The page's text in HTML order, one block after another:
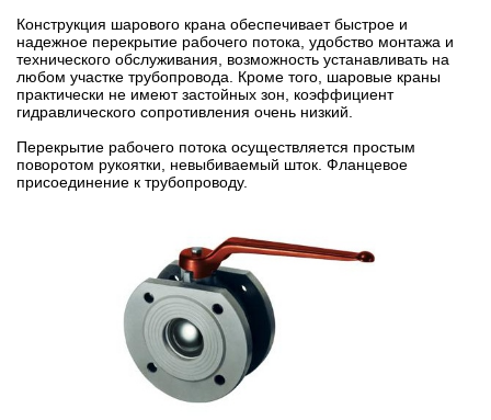
Конструкция шарового крана обеспечивает быстрое и
надежное перекрытие рабочего потока, удобство монтажа и
технического обслуживания, возможность устанавливать на
любом участке трубопровода. Кроме того, шаровые краны
практически не имеют застойных зон, коэффициент
гидравлического сопротивления очень низкий.
Перекрытие рабочего потока осуществляется простым
поворотом рукоятки, невыбиваемый шток. Фланцевое
присоединение к трубопроводу.